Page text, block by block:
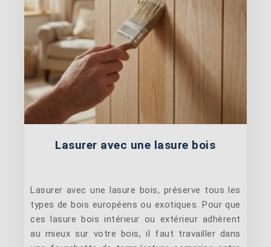
Lasurer avec une lasure bois
Lasurer avec une lasure bois, préserve tous les
types de bois européens ou exotiques. Pour que
ces lasure bois intérieur ou extérieur adhèrent
au mieux sur votre bois, il faut travailler dans